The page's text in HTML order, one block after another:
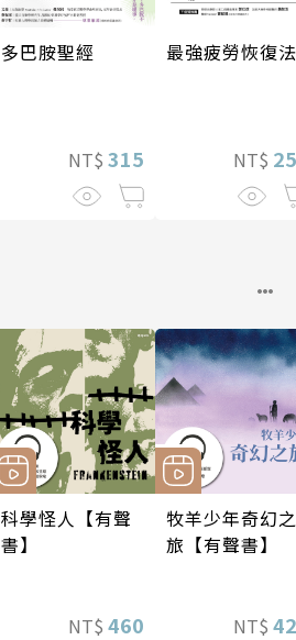
多巴胺聖經
NT$ 315
最強疲勞恢復法
NT$
科學怪人【有聲
書】
NT$ 460
牧羊少年奇幻之
旅【有聲書】
NT$